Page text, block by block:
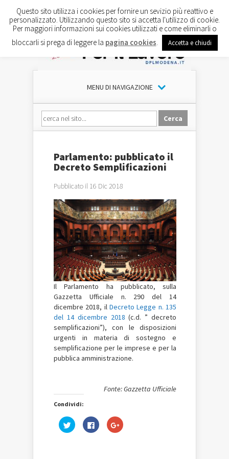
MENU DI NAVIGAZIONE
Parlamento: pubblicato il
Decreto Semplificazioni
Pubblicato il 16 Dic 2018
Il Parlamento ha pubblicato, sulla
Gazzetta Ufficiale n. 290 del 14
dicembre 2018, il Decreto Legge n. 135
del 14 dicembre 2018 (c.d. ” decreto
semplificazioni”), con le disposizioni
urgenti in materia di sostegno e
semplificazione per le imprese e per la
pubblica amministrazione.
Fonte: Gazzetta Ufficiale
Condividi:
Fai
clic
Fai
clic
Fai
clic
Questo sito utilizza i cookies per fornire un sevizio più reattivo e
personalizzato. Utilizzando questo sito si accetta l'utilizzo di cookie.
Per maggiori informazioni sui cookies utilizzati e come eliminarli o
bloccarli si prega di leggere la pagina cookies Accetta e chiudi